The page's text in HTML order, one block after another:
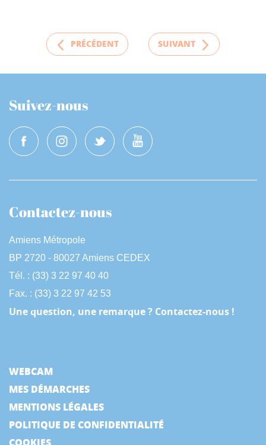
PRÉCÉDENT SUIVANT
Suivez-nous
Contactez-nous
Amiens Métropole
BP 2720 - 80027 Amiens CEDEX
Tél. : (33) 3 22 97 40 40
Fax. : (33) 3 22 97 42 53
Une question, une remarque ? Contactez-nous !
WEBCAM
MES DÉMARCHES
MENTIONS LÉGALES
POLITIQUE DE CONFIDENTIALITÉ
COOKIES